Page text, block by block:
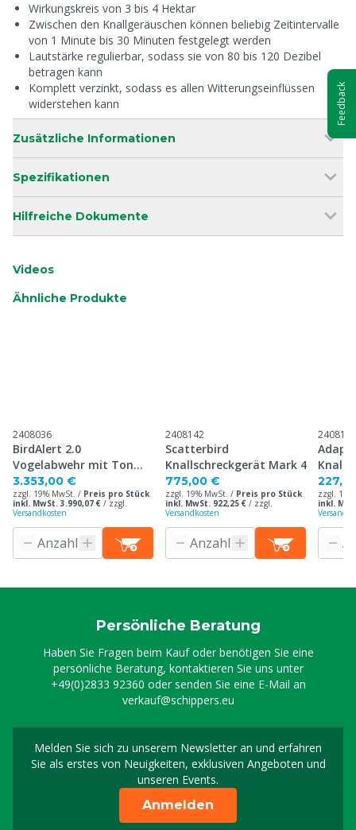
Wirkungskreis von 3 bis 4 Hektar
Zwischen den Knallgeräuschen können beliebig Zeitintervalle
von 1 Minute bis 30 Minuten festgelegt werden
Lautstärke regulierbar, sodass sie von 80 bis 120 Dezibel
betragen kann
Komplett verzinkt, sodass es allen Witterungseinflüssen
widerstehen kann
Zusätzliche Informationen
Spezifikationen
Hilfreiche Dokumente
Videos
Ähnliche Produkte
2408036
BirdAlert 2.0
Vogelabwehr mit Ton
inkl. 2 Lautsprechern
3.353,00 €
zzgl. 19% MwSt. / Preis pro Stück
inkl. MwSt. 3.990,07 € / zzgl.
Versandkosten
2408142
Scatterbird
Knallschreckgerät Mark 4
775,00 €
zzgl. 19% MwSt. / Preis pro Stück
inkl. MwSt. 922,25 € / zzgl.
Versandkosten
2408169
zzgl.
inkl.
Persönliche Beratung
Haben Sie Fragen beim Kauf oder benötigen Sie eine
persönliche Beratung, kontaktieren Sie uns unter
+49(0)2833 92360 oder senden Sie eine E-Mail an
verkauf@schippers.eu
Melden Sie sich zu unserem Newsletter an und erfahren
Sie als erstes von Neuigkeiten, exklusiven Angeboten und
unseren Events.
Melden Sie sich für
Anmelden
Feedback